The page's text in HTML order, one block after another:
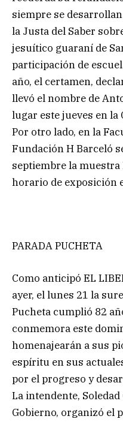
siempre se
la Justa del Saber
jesuítico guaraní de
participación de
año, el certamen,
llevó el nombre de
lugar este jueves en la
Por otro lado, en la
Fundación H Barceló
septiembre la
horario de exposición
PARADA PUCHETA
Como anticipó EL
ayer, el lunes 21 la
Pucheta cumplió 82
conmemora este
homenajearán a sus
espíritu en sus
por el progreso y
La intendente,
Gobierno, organizó el